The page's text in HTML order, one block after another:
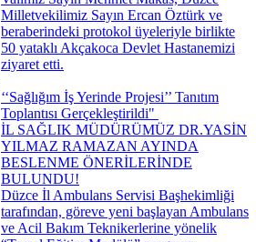
Milletvekilimiz Sayın Ercan Öztürk ve
beraberindeki protokol üyeleriyle birlikte
50 yataklı Akçakoca Devlet Hastanemizi
ziyaret etti.
‘‘Sağlığım İş Yerinde Projesi’’ Tanıtım
Toplantısı Gerçekleştirildi" ​
İL SAĞLIK MÜDÜRÜMÜZ DR.YASİN
YILMAZ RAMAZAN AYINDA
BESLENME ÖNERİLERİNDE
BULUNDU!
Düzce İl Ambulans Servisi Başhekimliği
tarafından, göreve yeni başlayan Ambulans
ve Acil Bakım Teknikerlerine yönelik